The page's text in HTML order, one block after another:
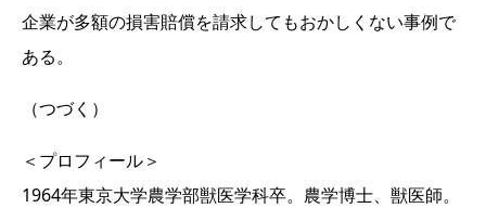
企業が多額の損害賠償を請求してもおかしくない事例で
ある。
（つづく）
＜プロフィール＞
1964年東京大学農学部獣医学科卒。農学博士、獣医師。